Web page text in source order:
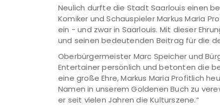
Neulich durfte die Stadt Saarlouis einen
Komiker und Schauspieler Markus Maria
ein - und zwar in Saarlouis. Mit dieser
und seinen bedeutenden Beitrag für die
Oberbürgermeister Marc Speicher und
Entertainer persönlich und betonten die
eine große Ehre, Markus Maria Profitlich
Namen in unserem Goldenen Buch zu
er seit vielen Jahren die Kulturszene.“